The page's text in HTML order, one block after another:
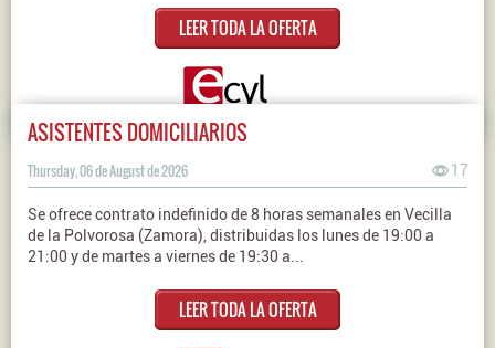
LEER TODA LA OFERTA
ASISTENTES DOMICILIARIOS
Thursday, 06 de August de 2026 17
Se ofrece contrato indefinido de 8 horas semanales en Vecilla
de la Polvorosa (Zamora), distribuidas los lunes de 19:00 a
21:00 y de martes a viernes de 19:30 a...
LEER TODA LA OFERTA